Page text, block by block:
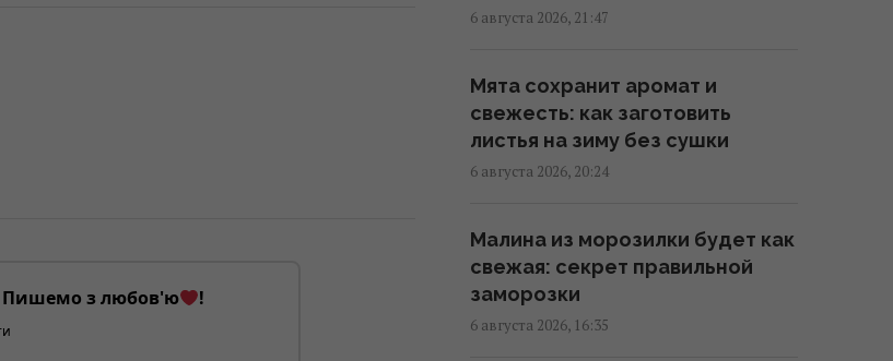
Пишемо з любов'ю !
все: звезда 2000-х впервые
18:42 четверг, 06 августа 2026
Не Кировоград и не
17:15 четверг, 06 августа 2026
В Италии из-за жары
6 августа 2026, 21:47
Мята сохранит аромат и
свежесть: как заготовить
листья на зиму без сушки
6 августа 2026, 20:24
Малина из морозилки будет как
свежая: секрет правильной
заморозки
6 августа 2026, 16:35